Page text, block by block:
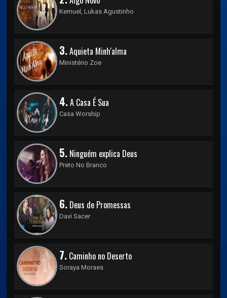
Kemuel, Lukas Agustinho
3.Aquieta Minh'alma
Ministério Zoe
4.A Casa É Sua
Casa Worship
5. Ninguém explica Deus
Preto No Branco
6. Deus de Promessas
Davi Sacer
7. Caminho no Deserto
Soraya Moraes